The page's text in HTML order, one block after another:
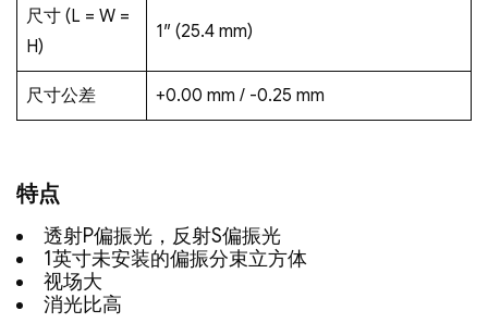
尺寸 (L = W =
H)
1″ (25.4 mm)
尺寸公差 +0.00 mm / -0.25 mm
特点
透射P偏振光，反射S偏振光
1英寸未安装的偏振分束立方体
视场大
消光比高